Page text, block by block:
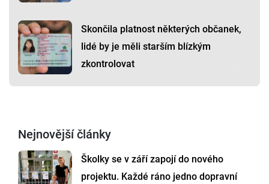
Skončila platnost některých občanek,
lidé by je měli starším blízkým
zkontrolovat
Nejnovější články
Školky se v září zapojí do nového
projektu. Každé ráno jedno dopravní